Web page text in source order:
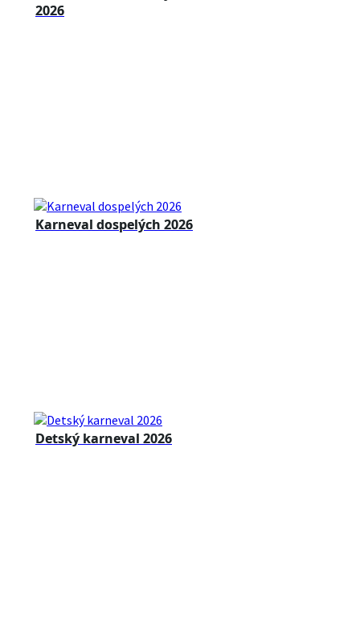
2026
Karneval dospelých 2026
Detský karneval 2026